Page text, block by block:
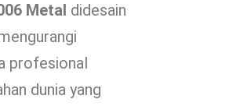
Metal didesain
profesional
dunia yang